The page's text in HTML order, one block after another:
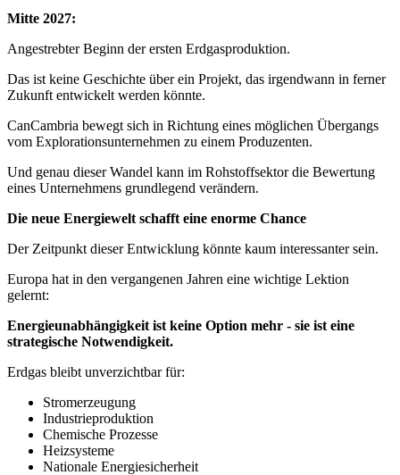
Mitte 2027:
Angestrebter Beginn der ersten Erdgasproduktion.
Das ist keine Geschichte über ein Projekt, das irgendwann in ferner
Zukunft entwickelt werden könnte.
CanCambria bewegt sich in Richtung eines möglichen Übergangs
vom Explorationsunternehmen zu einem Produzenten.
Und genau dieser Wandel kann im Rohstoffsektor die Bewertung
eines Unternehmens grundlegend verändern.
Die neue Energiewelt schafft eine enorme Chance
Der Zeitpunkt dieser Entwicklung könnte kaum interessanter sein.
Europa hat in den vergangenen Jahren eine wichtige Lektion
gelernt:
Energieunabhängigkeit ist keine Option mehr - sie ist eine
strategische Notwendigkeit.
Erdgas bleibt unverzichtbar für:
Stromerzeugung
Industrieproduktion
Chemische Prozesse
Heizsysteme
Nationale Energiesicherheit